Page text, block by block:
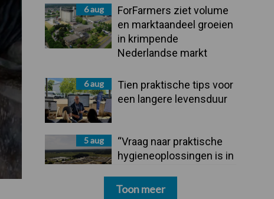
6 aug
ForFarmers ziet volume
en marktaandeel groeien
in krimpende
Nederlandse markt
6 aug
Tien praktische tips voor
een langere levensduur
5 aug
“Vraag naar praktische
hygieneoplossingen is in
Toon meer